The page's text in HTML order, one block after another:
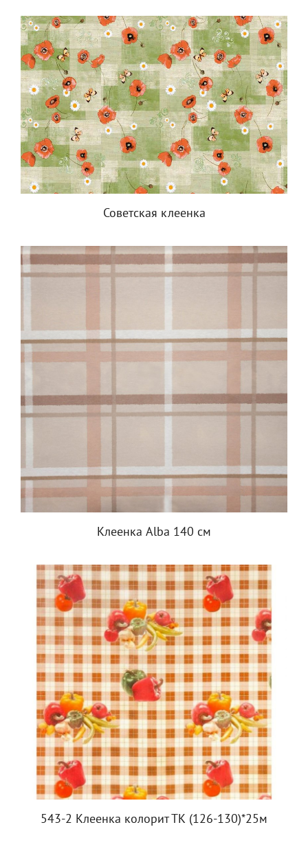
Советская клеенка
Клеенка Alba 140 см
543-2 Клеенка колорит ТК (126-130)*25м